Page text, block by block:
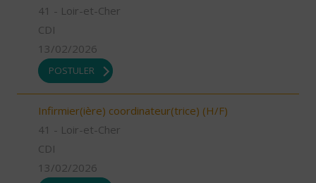
41 - Loir-et-Cher
CDI
13/02/2026
POSTULER
Infirmier(ière) coordinateur(trice) (H/F)
41 - Loir-et-Cher
CDI
13/02/2026